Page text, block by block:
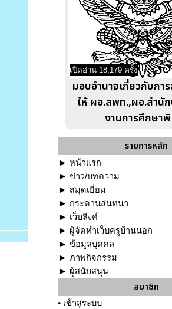
เปิดอ่าน 18,179 ครั้ง
มอบอำนาจเกี่ยวกับกา
ให้ ผอ.สพท.,ผอ.สำนั
งานการศึกษา
รายการหลัก
► หน้าแรก
► ข่าว/บทความ
► สมุดเยี่ยม
► กระดานสนทนา
► เว็บลิงค์
► ผู้จัดทำเว็บครูบ้านนอก
► ข้อมูลบุคคล
► ภาพกิจกรรม
► ผู้สนับสนุน
สมาชิก
• เข้าสู่ระบบ